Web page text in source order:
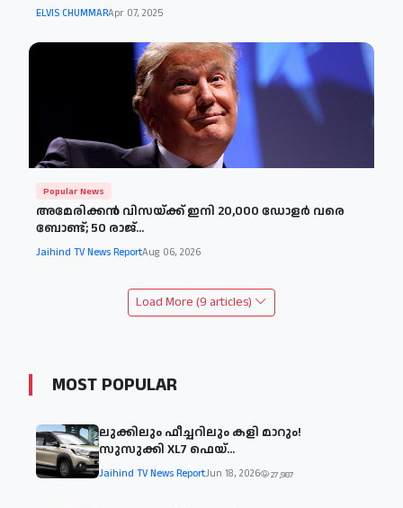
ELVIS CHUMMARApr 07, 2025
Popular News
അമേരിക്കൻ വിസയ്ക്ക് ഇനി 20,000 ഡോളർ വരെ
ബോണ്ട്; 50 രാജ്...
Jaihind TV News ReportAug 06, 2026
Load More (9 articles)
MOST POPULAR
ലുക്കിലും ഫീച്ചറിലും കളി മാറും!
സുസുക്കി XL7 ഫെയ്‌...
Jaihind TV News ReportJun 18, 2026 27,987